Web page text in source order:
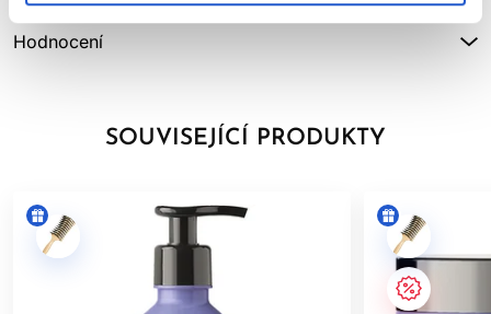
Hodnocení
SOUVISEJÍCÍ PRODUKTY